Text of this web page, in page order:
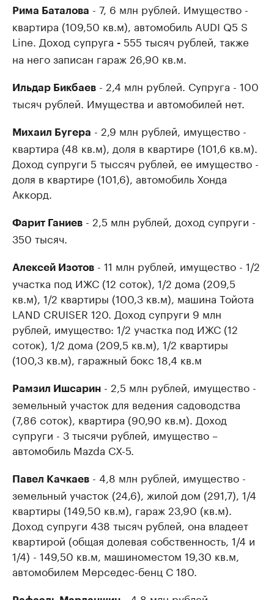
Рима Баталова - 7, 6 млн рублей. Имущество -
квартира (109,50 кв.м), автомобиль AUDI Q5 S
Line. Доход супруга - 555 тысяч рублей, также
на него записан гараж 26,90 кв.м.
Ильдар Бикбаев - 2,4 млн рублей. Супруга - 100
тысяч рублей. Имущества и автомобилей нет.
Михаил Бугера - 2,9 млн рублей, имущество -
квартира (48 кв.м), доля в квартире (101,6 кв.м).
Доход супруги ​5 тыссяч рублей, ее имущество -
доля в квартире (101,6), автомобиль Хонда
Аккорд.
Фарит Ганиев - 2,5 млн рублей, доход супруги -
350 тысяч.
Алексей Изотов - 11 млн рублей, имущество - 1/2
участка под ИЖС (12 соток), 1/2 дома (209,5
кв.м), 1/2 квартиры (100,3 кв.м), машина Тойота
LAND CRUISER 120. Доход супруги ​9 млн
рублей, имущество: 1/2 участка под ИЖС (12
соток), 1/2 дома (209,5 кв.м), 1/2 квартиры
(100,3 кв.м), гаражный бокс 18,4 кв.м
Рамзил Ишсарин - 2,5 млн рублей, имущество -
земельный участок для ведения садоводства
(7,86 соток), квартира (90,90 кв.м). Доход
супруги - 3 тысячи рублей, имущество –
автомобиль Mazda CX-5.
Павел Качкаев - 4,8 млн рублей, имущество -
земельный участок (24,6), жилой дом (291,7), 1/4
квартиры (149,50 кв.м), гараж 23,90 (кв.м).
Доход супруги 438 тысяч рублей, она владеет
квартирой (общая долевая собственность, 1/4 и
1/4) - 149,50 кв.м, машиноместом 19,30 кв.м,
автомобилем Мерседес-бенц С 180.